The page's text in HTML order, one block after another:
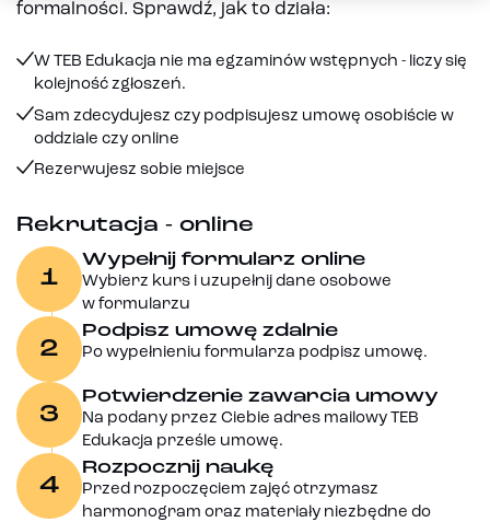
formalności. Sprawdź, jak to działa:
W TEB Edukacja nie ma egzaminów wstępnych - liczy się
kolejność zgłoszeń.
Sam zdecydujesz czy podpisujesz umowę osobiście w
oddziale czy online
Rezerwujesz sobie miejsce
Rekrutacja - online
1
Wypełnij formularz online
Wybierz kurs i uzupełnij dane osobowe
w formularzu
2
Podpisz umowę zdalnie
Po wypełnieniu formularza podpisz umowę.
3
Potwierdzenie zawarcia umowy
Na podany przez Ciebie adres mailowy TEB
Edukacja prześle umowę.
4
Rozpocznij naukę
Przed rozpoczęciem zajęć otrzymasz
harmonogram oraz materiały niezbędne do